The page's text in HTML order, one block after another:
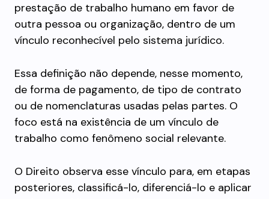
prestação de trabalho humano em favor de
outra pessoa ou organização, dentro de um
vínculo reconhecível pelo sistema jurídico.
Essa definição não depende, nesse momento,
de forma de pagamento, de tipo de contrato
ou de nomenclaturas usadas pelas partes. O
foco está na existência de um vínculo de
trabalho como fenômeno social relevante.
O Direito observa esse vínculo para, em etapas
posteriores, classificá-lo, diferenciá-lo e aplicar